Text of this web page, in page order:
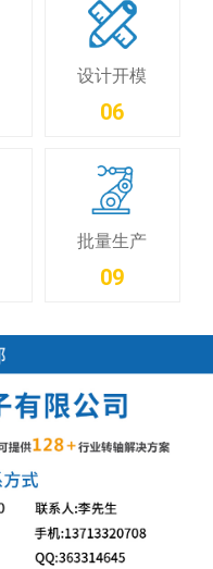
设计开模
06
批量生产
09